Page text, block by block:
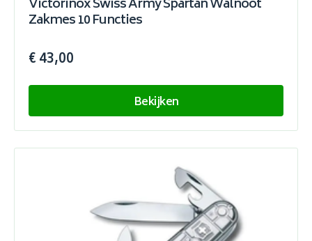
Victorinox Swiss Army Spartan Walnoot
Zakmes 10 Functies
€ 43,00
Bekijken